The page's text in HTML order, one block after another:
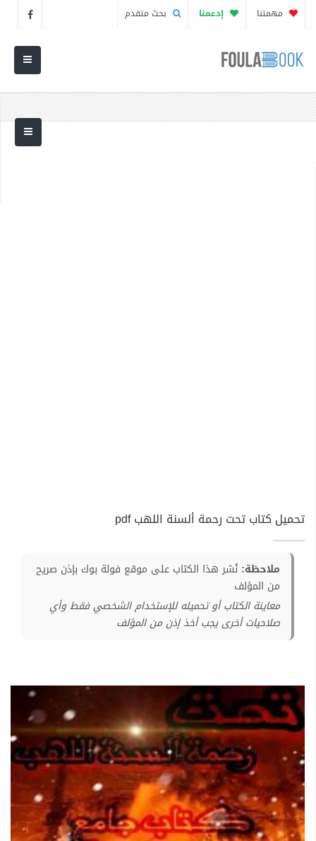
مهمتنا إدعمنا بحث متقدم
تحميل كتاب تحت رحمة ألسنة اللهب pdf
ملاحظة: نُشر هذا الكتاب على موقع فولة بوك بإذن صريح
من المؤلف
معاينة الكتاب أو تحميله للإستخدام الشخصي فقط وأي
صلاحيات أخرى يجب أخذ إذن من المؤلف